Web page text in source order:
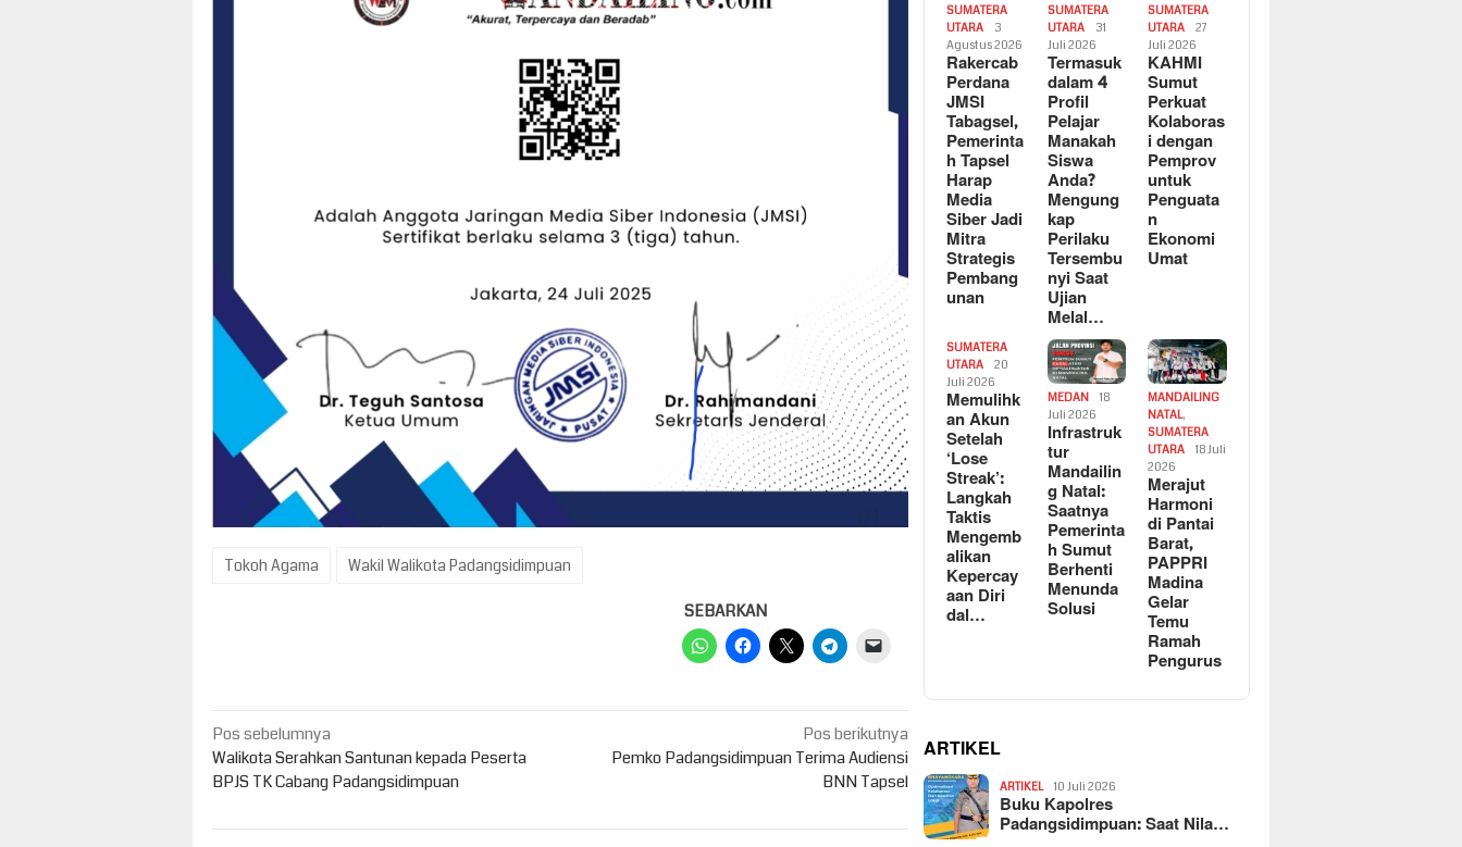
Tokoh Agama Wakil Walikota Padangsidimpuan
SEBARKAN
Navigasi
pos
Pos sebelumnya
Walikota Serahkan Santunan kepada Peserta
BPJS TK Cabang Padangsidimpuan
Pos berikutnya
Pemko Padangsidimpuan Terima Audiensi
BNN Tapsel
SUMATERA
UTARA
3
Agustus 2026
Rakercab
Perdana
JMSI
Tabagsel,
Pemerinta
h Tapsel
Harap
Media
Siber Jadi
Mitra
Strategis
Pembang
unan
SUMATERA
UTARA
31
Juli 2026
Termasuk
dalam 4
Profil
Pelajar
Manakah
Siswa
Anda?
Mengung
kap
Perilaku
Tersembu
nyi Saat
Ujian
Melal…
SUMATERA
UTARA
27
Juli 2026
KAHMI
Sumut
Perkuat
Kolaboras
i dengan
Pemprov
untuk
Penguata
n
Ekonomi
Umat
SUMATERA
UTARA
20
Juli 2026
Memulihk
an Akun
Setelah
‘Lose
Streak’:
Langkah
Taktis
Mengemb
alikan
Kepercay
aan Diri
dal…
MEDAN
18
Juli 2026
Infrastruk
tur
Mandailin
g Natal:
Saatnya
Pemerinta
h Sumut
Berhenti
Menunda
Solusi
MANDAILING
NATAL,
SUMATERA
UTARA
18 Juli
2026
Merajut
Harmoni
di Pantai
Barat,
PAPPRI
Madina
Gelar
Temu
Ramah
Pengurus
ARTIKEL
ARTIKEL 10 Juli 2026
Buku Kapolres
Padangsidimpuan: Saat Nila…